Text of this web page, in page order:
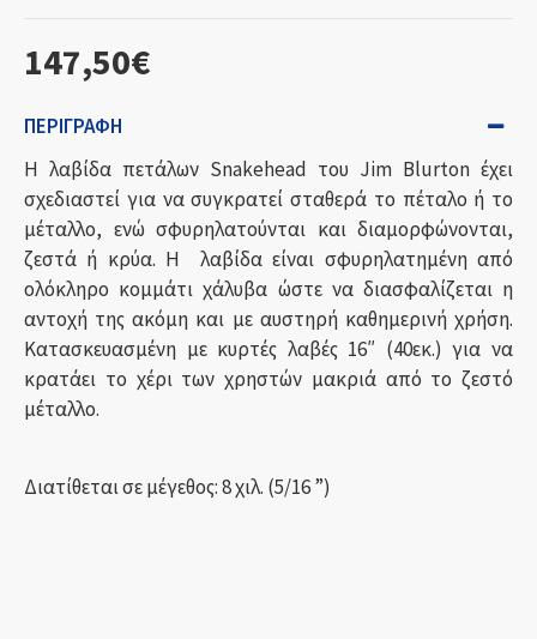
147,50€
ΠΕΡΙΓΡΑΦΉ
Η λαβίδα πετάλων Snakehead του Jim Blurton έχει
σχεδιαστεί για να συγκρατεί σταθερά το πέταλο ή το
μέταλλο, ενώ σφυρηλατούνται και διαμορφώνονται,
ζεστά ή κρύα. Η
λαβίδα είναι σφυρηλατημένη από
ολόκληρο κομμάτι χάλυβα ώστε να διασφαλίζεται η
αντοχή της ακόμη και με αυστηρή καθημερινή χρήση.
Κατασκευασμένη με κυρτές λαβές 16″ (40εκ.) για να
κρατάει το χέρι των χρηστών μακριά από το ζεστό
μέταλλο.
Διατίθεται σε μέγεθος:8 χιλ. (5/16 ”)